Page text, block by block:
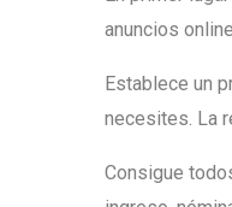
anuncios
Establece un
necesites. La
Consigue